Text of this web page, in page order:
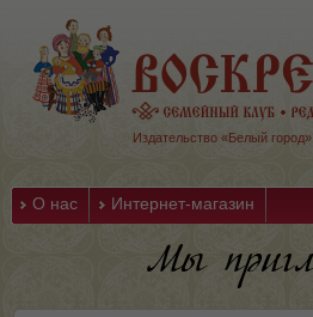
Издательство «Белый город»
О нас Интернет-магазин